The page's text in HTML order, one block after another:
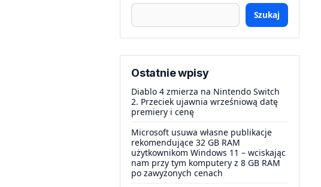
Szukaj
Ostatnie wpisy
Diablo 4 zmierza na Nintendo Switch
2. Przeciek ujawnia wrześniową datę
premiery i cenę
Microsoft usuwa własne publikacje
rekomendujące 32 GB RAM
użytkownikom Windows 11 – wciskając
nam przy tym komputery z 8 GB RAM
po zawyżonych cenach